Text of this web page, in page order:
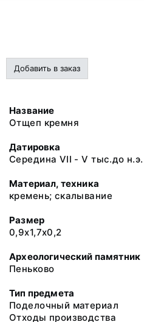
Добавить в заказ
Название
Отщеп кремня
Датировка
Середина VII - V тыс.до н.э.
Материал, техника
кремень; скалывание
Размер
0,9х1,7х0,2
Археологический памятник
Пеньково
Тип предмета
Поделочный материал
Отходы производства